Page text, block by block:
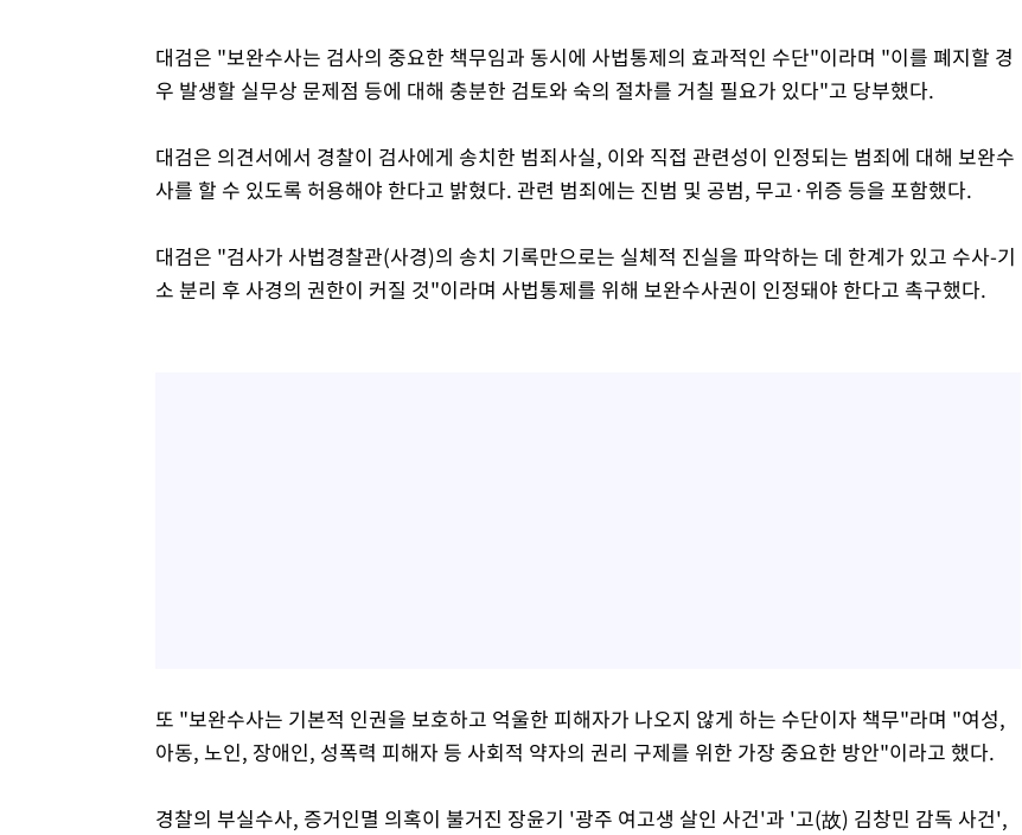
대검은 "보완수사는 검사의 중요한 책무임과 동시에 사법통제의 효과적인 수단"이라며 "이를 폐지할 경
우 발생할 실무상 문제점 등에 대해 충분한 검토와 숙의 절차를 거칠 필요가 있다"고 당부했다.
대검은 의견서에서 경찰이 검사에게 송치한 범죄사실, 이와 직접 관련성이 인정되는 범죄에 대해 보완수
사를 할 수 있도록 허용해야 한다고 밝혔다. 관련 범죄에는 진범 및 공범, 무고·위증 등을 포함했다.
대검은 "검사가 사법경찰관(사경)의 송치 기록만으로는 실체적 진실을 파악하는 데 한계가 있고 수사-기
소 분리 후 사경의 권한이 커질 것"이라며 사법통제를 위해 보완수사권이 인정돼야 한다고 촉구했다.
또 "보완수사는 기본적 인권을 보호하고 억울한 피해자가 나오지 않게 하는 수단이자 책무"라며 "여성,
아동, 노인, 장애인, 성폭력 피해자 등 사회적 약자의 권리 구제를 위한 가장 중요한 방안"이라고 했다.
경찰의 부실수사, 증거인멸 의혹이 불거진 장윤기 '광주 여고생 살인 사건'과 '고(故) 김창민 감독 사건',